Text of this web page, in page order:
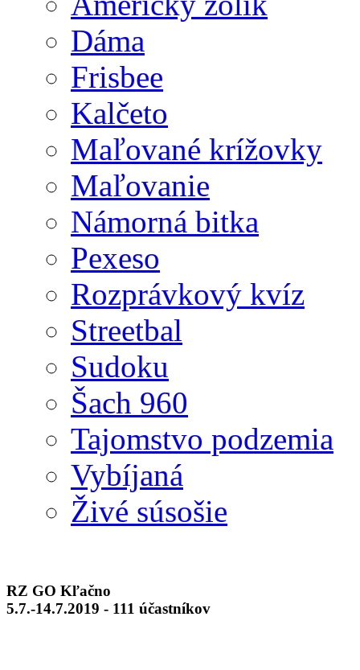
Dáma
Frisbee
Kalčeto
Maľované krížovky
Maľovanie
Námorná bitka
Pexeso
Rozprávkový kvíz
Streetbal
Sudoku
Šach 960
Tajomstvo podzemia
Vybíjaná
Živé súsošie
RZ GO Kľačno
5.7.-14.7.2019 - 111 účastníkov